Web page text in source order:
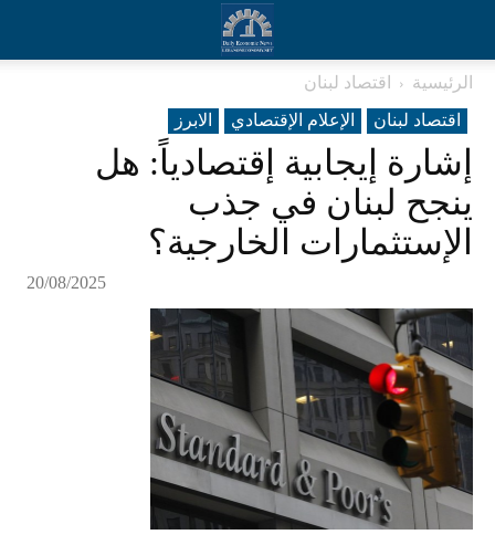
الرئيسية
اقتصاد لبنان
اقتصاد لبنان
الإعلام الإقتصادي الابرز
إشارة إيجابية إقتصادياً: هل
ينجح لبنان في جذب
الإستثمارات الخارجية؟
20/08/2025